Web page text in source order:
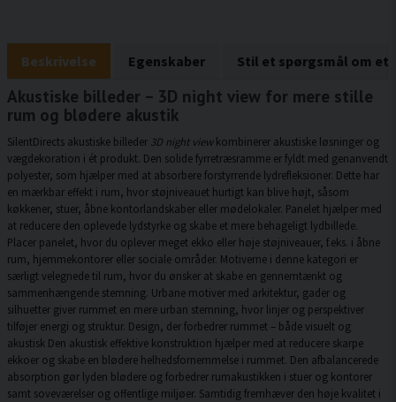
Beskrivelse Egenskaber Stil et spørgsmål om et
Akustiske billeder – 3D night view for mere stille
rum og blødere akustik
SilentDirects akustiske billeder 3D night viewkombinerer akustiske løsninger og
vægdekoration i ét produkt. Den solide fyrretræsramme er fyldt med genanvendt
polyester, som hjælper med at absorbere forstyrrende lydrefleksioner. Dette har
en mærkbar effekt i rum, hvor støjniveauet hurtigt kan blive højt, såsom
køkkener, stuer, åbne kontorlandskaber eller mødelokaler. Panelet hjælper med
at reducere den oplevede lydstyrke og skabe et mere behageligt lydbillede.
Placer panelet, hvor du oplever meget ekko eller høje støjniveauer, f.eks. i åbne
rum, hjemmekontorer eller sociale områder. Motiverne i denne kategori er
særligt velegnede til rum, hvor du ønsker at skabe en gennemtænkt og
sammenhængende stemning. Urbane motiver med arkitektur, gader og
silhuetter giver rummet en mere urban stemning, hvor linjer og perspektiver
tilføjer energi og struktur. Design, der forbedrer rummet – både visuelt og
akustisk Den akustisk effektive konstruktion hjælper med at reducere skarpe
ekkoer og skabe en blødere helhedsfornemmelse i rummet. Den afbalancerede
absorption gør lyden blødere og forbedrer rumakustikken i stuer og kontorer
samt soveværelser og offentlige miljøer. Samtidig fremhæver den høje kvalitet i